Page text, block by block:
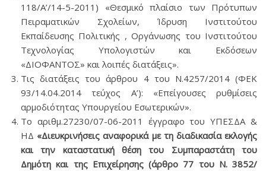
118/Α’/14-5-2011) «Θεσμικό πλαίσιο των Πρότυπων
Πειραματικών Σχολείων, Ίδρυση Ινστιτούτου
Εκπαίδευσης Πολιτικής , Οργάνωσης του Ινστιτούτου
Τεχνολογίας Υπολογιστών και Εκδόσεων
«ΔΙΟΦΑΝΤΟΣ» και λοιπές διατάξεις».
Τις διατάξεις του άρθρου 4 του Ν.4257/2014 (ΦΕΚ
93/14.04.2014 τεύχος Α’): «Επείγουσες ρυθμίσεις
αρμοδιότητας Υπουργείου Εσωτερικών».
Το αριθμ.27230/07-06-2011 έγγραφο του ΥΠΕΣΔΑ &
ΗΔ «Διευκρινήσεις αναφορικά με τη διαδικασία εκλογής
και την καταστατική θέση του Συμπαραστάτη του
Δημότη και της Επιχείρησης (άρθρο 77 του Ν. 3852/